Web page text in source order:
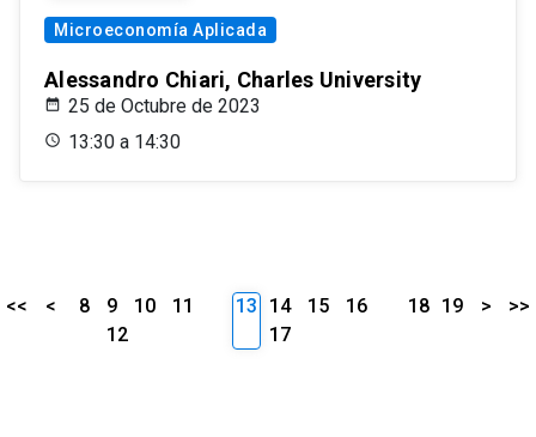
Microeconomía Aplicada
Alessandro Chiari, Charles University
25 de Octubre de 2023
13:30 a 14:30
<< < 8 9 10
11
12
13 14 15
16
17
18 19 > >>